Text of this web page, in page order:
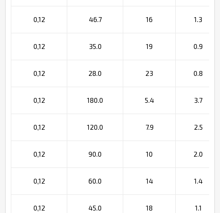
0,12 46.7 16 1.3
0,12 35.0 19 0.9
0,12 28.0 23 0.8
0,12 180.0 5.4 3.7
0,12 120.0 7.9 2.5
0,12 90.0 10 2.0
0,12 60.0 14 1.4
0,12 45.0 18 1.1